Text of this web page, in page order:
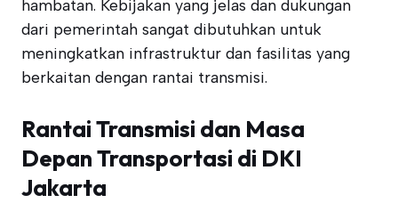
hambatan. Kebijakan yang jelas dan dukungan
dari pemerintah sangat dibutuhkan untuk
meningkatkan infrastruktur dan fasilitas yang
berkaitan dengan rantai transmisi.
Rantai Transmisi dan Masa
Depan Transportasi di DKI
Jakarta